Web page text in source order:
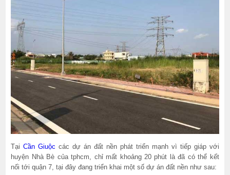
TạiCần Giuộc các dự án đất nền phát triển mạnh vì tiếp giáp với
huyện Nhà Bè của tphcm, chỉ mất khoảng 20 phút là đã có thể kết
nối tới quận 7, tại đây đang triển khai một số dự án đất nền như sau: